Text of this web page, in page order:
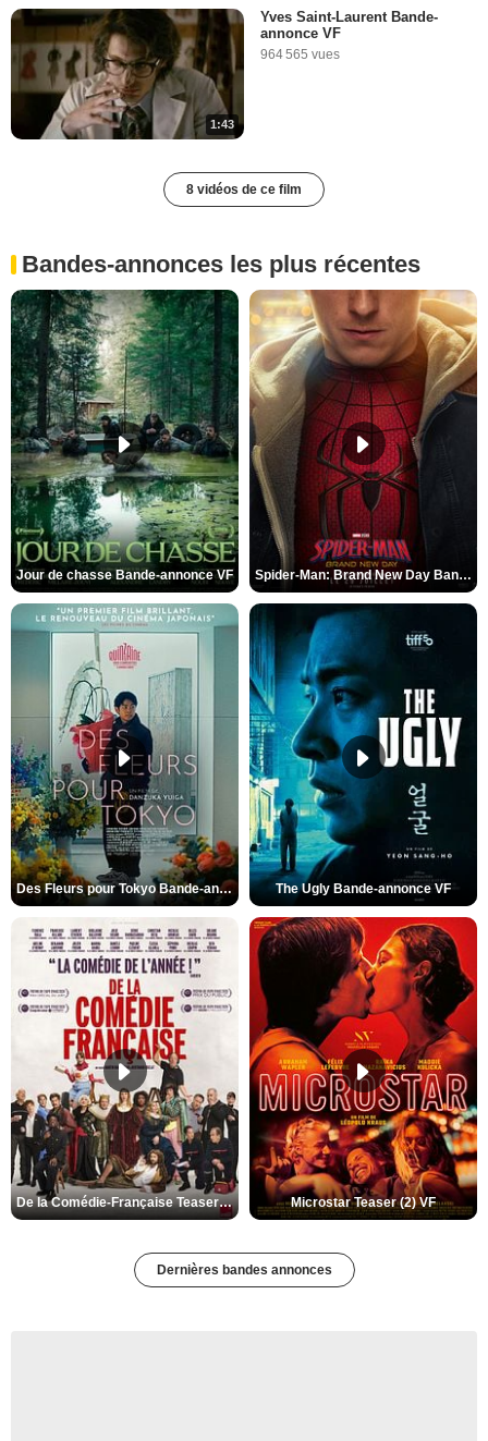
1:43
Yves Saint-Laurent Bande-
annonce VF
964 565 vues
8 vidéos de ce film
Bandes-annonces les plus récentes
Jour de chasse Bande-annonce VF Spider-Man: Brand New Day Bande-annonce (3) VO STFR
Des Fleurs pour Tokyo Bande-annonce VO STFR The Ugly Bande-annonce VF
De la Comédie-Française Teaser (3) VF Microstar Teaser (2) VF
Dernières bandes annonces